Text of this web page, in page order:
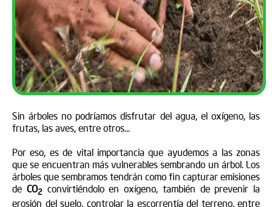
Sin árboles no podríamos disfrutar del agua, el oxígeno, las
frutas, las aves, entre otros...
Por eso, es de vital importancia que ayudemos a las zonas
que se encuentran más vulnerables sembrando un árbol. Los
árboles que sembramos tendrán como fin capturar emisiones
de CO2convirtiéndolo en oxígeno, también de prevenir la
erosión del suelo, controlar la escorrentía del terreno, entre